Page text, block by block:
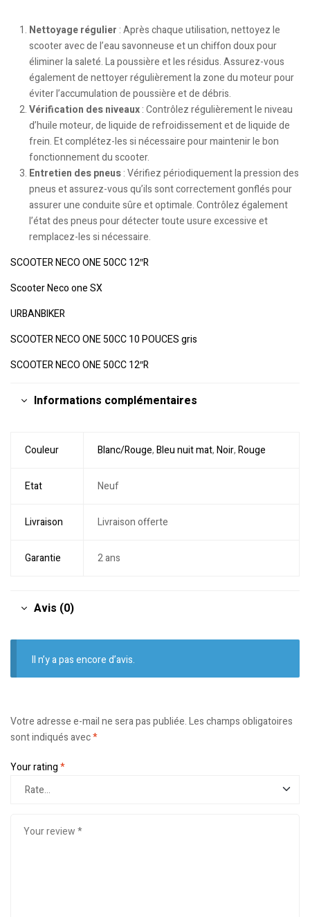
Nettoyage régulier : Après chaque utilisation, nettoyez le
scooter avec de l’eau savonneuse et un chiffon doux pour
éliminer la saleté. La poussière et les résidus. Assurez-vous
également de nettoyer régulièrement la zone du moteur pour
éviter l’accumulation de poussière et de débris.
Vérification des niveaux: Contrôlez régulièrement le niveau
d’huile moteur, de liquide de refroidissement et de liquide de
frein. Et complétez-les si nécessaire pour maintenir le bon
fonctionnement du scooter.
Entretien des pneus: Vérifiez périodiquement la pression des
pneus et assurez-vous qu’ils sont correctement gonflés pour
assurer une conduite sûre et optimale. Contrôlez également
l’état des pneus pour détecter toute usure excessive et
remplacez-les si nécessaire.
SCOOTER NECO ONE 50CC 12″R
Scooter Neco one SX
URBANBIKER
SCOOTER NECO ONE 50CC 10 POUCES gris
SCOOTER NECO ONE 50CC 12″R
Informations complémentaires
Couleur Blanc/Rouge,Bleu nuit mat,Noir,Rouge
Etat Neuf
Livraison Livraison offerte
Garantie 2 ans
Avis (0)
Il n’y a pas encore d’avis.
Votre adresse e-mail ne sera pas publiée.Les champs obligatoires
sont indiqués avec*
Your rating*